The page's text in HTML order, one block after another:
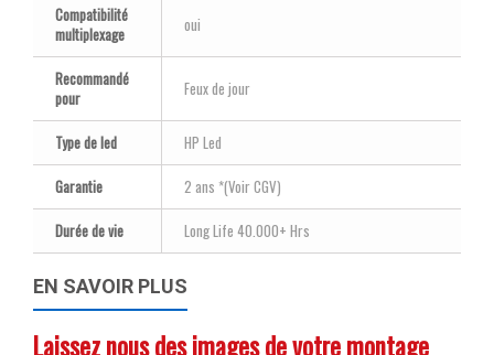
Compatibilité
multiplexage
oui
Recommandé
pour
Feux de jour
Type de led
HP Led
Garantie
2 ans *(Voir CGV)
Durée de vie
Long Life 40.000+ Hrs
EN SAVOIR PLUS
Laissez nous des images de votre montage